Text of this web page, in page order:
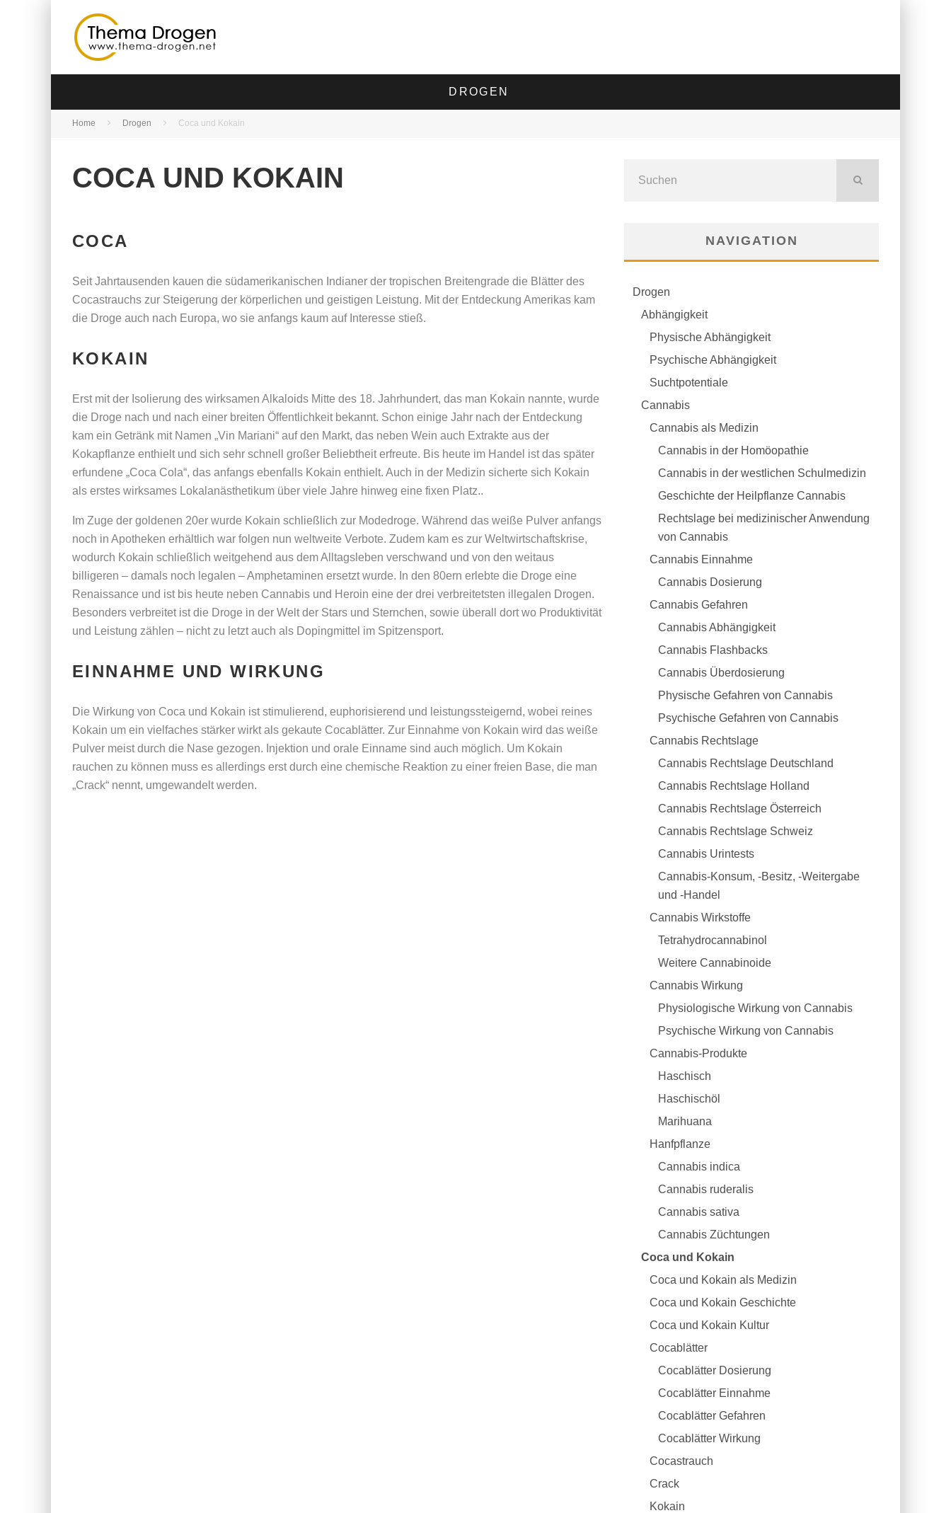
DROGEN
Home Drogen Coca und Kokain
COCA UND KOKAIN
COCA
Seit Jahrtausenden kauen die südamerikanischen Indianer der tropischen Breitengrade die Blätter des
Cocastrauchs zur Steigerung der körperlichen und geistigen Leistung. Mit der Entdeckung Amerikas kam
die Droge auch nach Europa, wo sie anfangs kaum auf Interesse stieß.
KOKAIN
Erst mit der Isolierung des wirksamen Alkaloids Mitte des 18. Jahrhundert, das man Kokain nannte, wurde
die Droge nach und nach einer breiten Öffentlichkeit bekannt. Schon einige Jahr nach der Entdeckung
kam ein Getränk mit Namen „Vin Mariani“ auf den Markt, das neben Wein auch Extrakte aus der
Kokapflanze enthielt und sich sehr schnell großer Beliebtheit erfreute. Bis heute im Handel ist das später
erfundene „Coca Cola“, das anfangs ebenfalls Kokain enthielt. Auch in der Medizin sicherte sich Kokain
als erstes wirksames Lokalanästhetikum über viele Jahre hinweg eine fixen Platz..
Im Zuge der goldenen 20er wurde Kokain schließlich zur Modedroge. Während das weiße Pulver anfangs
noch in Apotheken erhältlich war folgen nun weltweite Verbote. Zudem kam es zur Weltwirtschaftskrise,
wodurch Kokain schließlich weitgehend aus dem Alltagsleben verschwand und von den weitaus
billigeren – damals noch legalen – Amphetaminen ersetzt wurde. In den 80ern erlebte die Droge eine
Renaissance und ist bis heute neben Cannabis und Heroin eine der drei verbreitetsten illegalen Drogen.
Besonders verbreitet ist die Droge in der Welt der Stars und Sternchen, sowie überall dort wo Produktivität
und Leistung zählen – nicht zu letzt auch als Dopingmittel im Spitzensport.
EINNAHME UND WIRKUNG
Die Wirkung von Coca und Kokain ist stimulierend, euphorisierend und leistungssteigernd, wobei reines
Kokain um ein vielfaches stärker wirkt als gekaute Cocablätter. Zur Einnahme von Kokain wird das weiße
Pulver meist durch die Nase gezogen. Injektion und orale Einname sind auch möglich. Um Kokain
rauchen zu können muss es allerdings erst durch eine chemische Reaktion zu einer freien Base, die man
„Crack“ nennt, umgewandelt werden.
NAVIGATION
Drogen
Abhängigkeit
Physische Abhängigkeit
Psychische Abhängigkeit
Suchtpotentiale
Cannabis
Cannabis als Medizin
Cannabis in der Homöopathie
Cannabis in der westlichen Schulmedizin
Geschichte der Heilpflanze Cannabis
Rechtslage bei medizinischer Anwendung
von Cannabis
Cannabis Einnahme
Cannabis Dosierung
Cannabis Gefahren
Cannabis Abhängigkeit
Cannabis Flashbacks
Cannabis Überdosierung
Physische Gefahren von Cannabis
Psychische Gefahren von Cannabis
Cannabis Rechtslage
Cannabis Rechtslage Deutschland
Cannabis Rechtslage Holland
Cannabis Rechtslage Österreich
Cannabis Rechtslage Schweiz
Cannabis Urintests
Cannabis-Konsum, -Besitz, -Weitergabe
und -Handel
Cannabis Wirkstoffe
Tetrahydrocannabinol
Weitere Cannabinoide
Cannabis Wirkung
Physiologische Wirkung von Cannabis
Psychische Wirkung von Cannabis
Cannabis-Produkte
Haschisch
Haschischöl
Marihuana
Hanfpflanze
Cannabis indica
Cannabis ruderalis
Cannabis sativa
Cannabis Züchtungen
Coca und Kokain
Coca und Kokain als Medizin
Coca und Kokain Geschichte
Coca und Kokain Kultur
Cocablätter
Cocablätter Dosierung
Cocablätter Einnahme
Cocablätter Gefahren
Cocablätter Wirkung
Cocastrauch
Crack
Kokain